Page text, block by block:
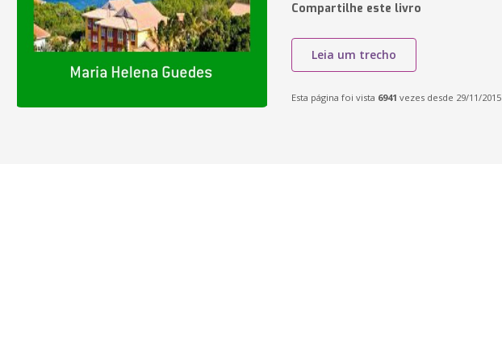
Compartilhe este livro
Leia um trecho
Esta página foi vista 6941 vezes desde 29/11/2015